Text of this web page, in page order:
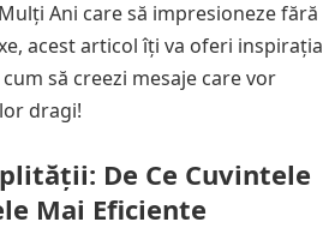
Ani care să impresioneze fără
acest articol îți va oferi inspirația
să creezi mesaje care vor
dragi!
De Ce Cuvintele
Mai Eficiente